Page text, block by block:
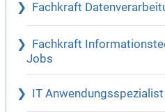
Fachkraft
Fachkraft
Jobs
IT